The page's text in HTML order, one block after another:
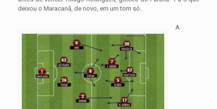
deixou o Maracanã, de novo, em um tom só.
A